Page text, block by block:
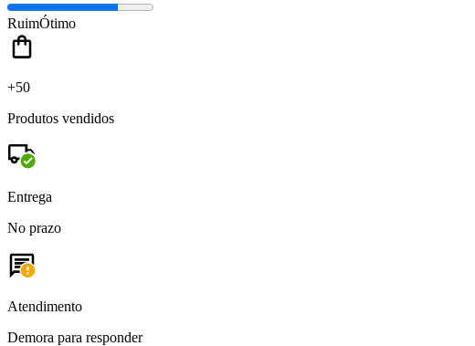
RuimÓtimo
+50
Produtos vendidos
Entrega
No prazo
Atendimento
Demora para responder